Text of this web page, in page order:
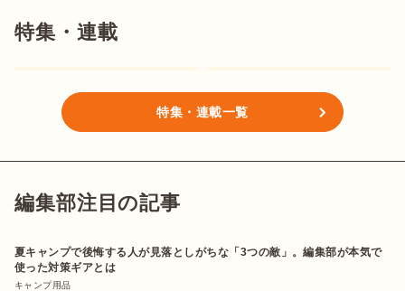
特集・連載
特集・連載一覧
編集部注目の記事
夏キャンプで後悔する人が見落としがちな「3つの敵」。編集部が本気で
使った対策ギアとは
キャンプ用品